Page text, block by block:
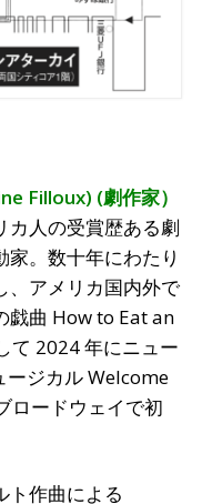
Filloux) (劇作家）
カ人の受賞歴ある劇
。数十年にわたり
、アメリカ国内外で
戯曲 How to Eat an
て 2024 年にニュー
ージカル Welcome
ロードウェイで初
ト作曲による